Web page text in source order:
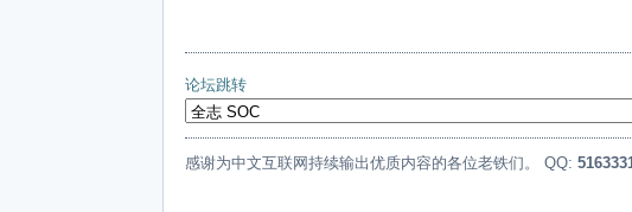
论坛跳转
感谢为中文互联网持续输出优质内容的各位老铁们。 QQ: